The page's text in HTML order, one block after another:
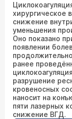
хирургическое
снижение
уменьшения
Оно показано
появлении
ранее
разрушение
кровеносных
наносит на
пяти лазерных
снижение ВГД.